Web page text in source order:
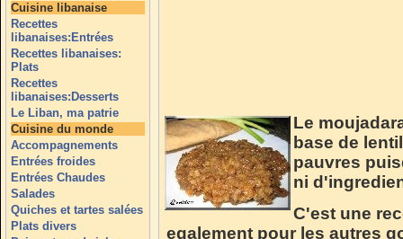
Cuisine libanaise
Recettes
libanaises:Entrées
Recettes libanaises:
Plats
Recettes
libanaises:Desserts
Le Liban, ma patrie
Cuisine du monde
Accompagnements
Entrées froides
Entrées Chaudes
Salades
Quiches et tartes salées
Plats divers
Le
base de
pauvres
ni
C'est une
egalement pour les autres